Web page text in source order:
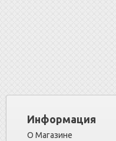
Информация
О Магазине